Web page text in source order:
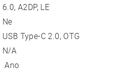
6.0, A2DP, LE
Ne
USB Type-C 2.0, OTG
N/A
Ano